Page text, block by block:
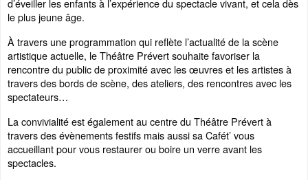
d’éveiller les enfants à l’expérience du spectacle vivant, et cela dès
le plus jeune âge.
À travers une programmation qui reflète l’actualité de la scène
artistique actuelle, le Théâtre Prévert souhaite favoriser la
rencontre du public de proximité avec les œuvres et les artistes à
travers des bords de scène, des ateliers, des rencontres avec les
spectateurs…
La convivialité est également au centre du Théâtre Prévert à
travers des évènements festifs mais aussi sa Cafét’ vous
accueillant pour vous restaurer ou boire un verre avant les
spectacles.